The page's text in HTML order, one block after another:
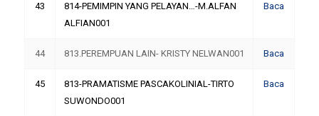
43
814-PEMIMPIN YANG PELAYAN…-M.ALFAN
ALFIAN001
Baca
44 813.PEREMPUAN LAIN- KRISTY NELWAN001 Baca
45
813-PRAMATISME PASCAKOLINIAL-TIRTO
SUWONDO001
Baca